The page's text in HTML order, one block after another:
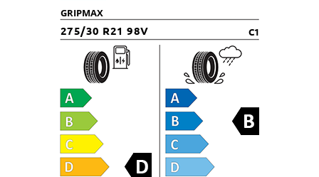
GRIPMAX
275/30 R21 98V C1